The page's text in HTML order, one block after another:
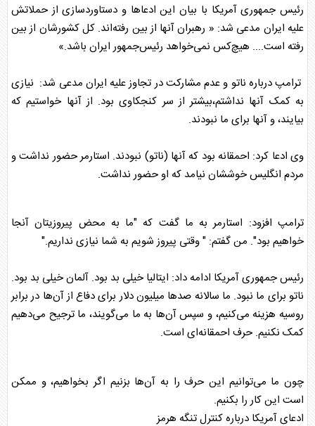
رئیس جمهوری آمریکا با بیان این ادعاها و دستاوردسازی از حملاتش
علیه ایران مدعی شد: « رهبران آنها از بین رفته‌اند. کل کشورشان از بین
رفته است.... هیچ‌کس نمی‌خواهد رئیس‌جمهور ایران باشد.»
ترامپدرباره ناتو و عدم مشارکت در تجاوز علیه ایران مدعی شد: نیازی
به کمک آنها نداشتم،بیشتر از سر کنجکاوی بود. از آنها خواستیم که
بیایند، و آنها برای ما نبودند.
وی ادعا کرد: احمقانه بود که آنها (ناتو) نبودند. استارمر حضور نداشت و
مردم انگلیس خوششان نیامد که او حضور نداشت.
ترامپ افزود: استارمر به ما گفت که "ما به محض پیروزیتان آنجا
خواهیم بود". من گفتم: " وقتی پیروز شویم به شما نیازی نداریم."
رئیس جمهوری آمریکا ادامه داد: ایتالیا خیلی بد بود. آلمان خیلی بد بود.
ناتو برای ما نبود. ما سالانه صدها میلیون دلار برای دفاع از آن‌ها در برابر
روسیه هزینه می‌کنیم، و سپس آن‌ها به ما می‌گویند، ما ترجیح می‌دهیم
کمک نکنیم. حرف احمقانه‌ای است.
چون ما می‌توانیم این حرف را به آن‌ها بزنیم اگر بخواهیم، و ممکن
است این کار را بکنیم.
ادعای آمریکا درباره کنترل تنگه هرمز